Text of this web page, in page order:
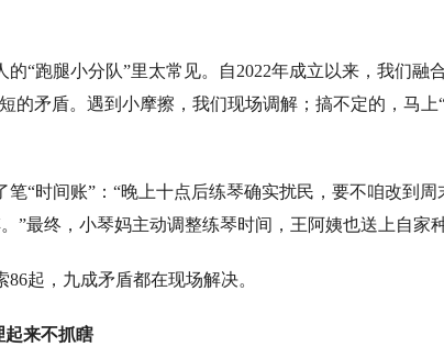
“跑腿小分队”里太常见。自2022年成立以来，我们融
的矛盾。遇到小摩擦，我们现场调解；搞不定的，马
“时间账”：“晚上十点后练琴确实扰民，要不咱改到周
”最终，小琴妈主动调整练琴时间，王阿姨也送上自家
起，九成矛盾都在现场解决。
起来不抓瞎